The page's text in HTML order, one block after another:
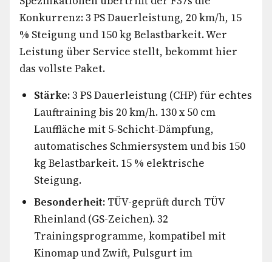
Konkurrenz: 3 PS Dauerleistung, 20 km/h, 15
% Steigung und 150 kg Belastbarkeit. Wer
Leistung über Service stellt, bekommt hier
das vollste Paket.
Stärke:3 PS Dauerleistung (CHP) für echtes
Lauftraining bis 20 km/h. 130 x 50 cm
Lauffläche mit 5-Schicht-Dämpfung,
automatisches Schmiersystem und bis 150
kg Belastbarkeit. 15 % elektrische
Steigung.
Besonderheit: TÜV-geprüft durch TÜV
Rheinland (GS-Zeichen). 32
Trainingsprogramme, kompatibel mit
Kinomap und Zwift, Pulsgurt im